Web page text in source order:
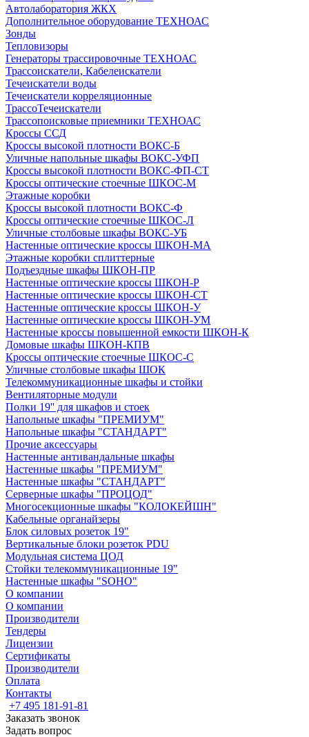
Автолаборатория ЖКХ
Дополнительное оборудование ТЕХНОАС
Зонды
Тепловизоры
Генераторы трассировочные ТЕХНОАС
Трассоискатели, Кабелеискатели
Течеискатели воды
Течеискатели корреляционные
ТрассоТечеискатели
Трассопоисковые приемники ТЕХНОАС
Кроссы ССД
Кроссы высокой плотности ВОКС-Б
Уличные напольные шкафы ВОКС-УФП
Кроссы высокой плотности ВОКС-ФП-СТ
Кроссы оптические стоечные ШКОС-М
Этажные коробки
Кроссы высокой плотности ВОКС-Ф
Кроссы оптические стоечные ШКОС-Л
Уличные столбовые шкафы ВОКС-УБ
Настенные оптические кроссы ШКОН-МА
Этажные коробки сплиттерные
Подъездные шкафы ШКОН-ПР
Настенные оптические кроссы ШКОН-Р
Настенные оптические кроссы ШКОН-СТ
Настенные оптические кроссы ШКОН-У
Настенные оптические кроссы ШКОН-УМ
Настенные кроссы повышенной емкости ШКОН-К
Домовые шкафы ШКОН-КПВ
Кроссы оптические стоечные ШКОС-С
Уличные столбовые шкафы ШОК
Телекоммуникационные шкафы и стойки
Вентиляторные модули
Полки 19'' для шкафов и стоек
Напольные шкафы "ПРЕМИУМ"
Напольные шкафы "СТАНДАРТ"
Прочие аксессуары
Настенные антивандальные шкафы
Настенные шкафы "ПРЕМИУМ"
Настенные шкафы "СТАНДАРТ"
Серверные шкафы "ПРОЦОД"
Многосекционные шкафы "КОЛОКЕЙШН"
Кабельные органайзеры
Блок силовых розеток 19"
Вертикальные блоки розеток PDU
Модульная система ЦОД
Стойки телекоммуникационные 19"
Настенные шкафы "SOHO"
О компании
О компании
Производители
Тендеры
Лицензии
Сертификаты
Производители
Оплата
Контакты
+7 495 181-91-81
Заказать звонок
Задать вопрос